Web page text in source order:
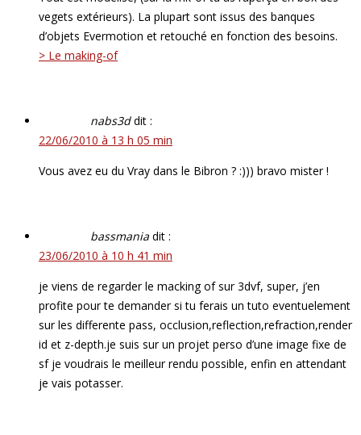
vegets extérieurs). La plupart sont issus des banques
d’objets Evermotion et retouché en fonction des besoins.
> Le making-of
nabs3d dit :
22/06/2010 à 13 h 05 min
Vous avez eu du Vray dans le Bibron ? :))) bravo mister !
bassmania dit :
23/06/2010 à 10 h 41 min
je viens de regarder le macking of sur 3dvf, super, j’en
profite pour te demander si tu ferais un tuto eventuelement
sur les differente pass, occlusion,reflection,refraction,render
id et z-depth.je suis sur un projet perso d’une image fixe de
sf je voudrais le meilleur rendu possible, enfin en attendant
je vais potasser.